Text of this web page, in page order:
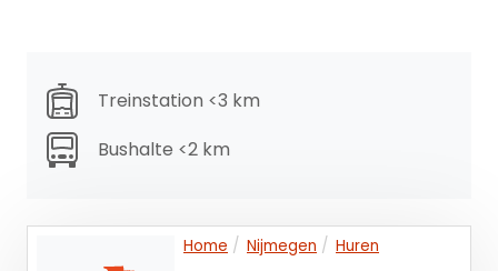
Huurprijs:
€ 69.000,-- per jaar, te vermeerderen met BTW
en servicekosten.
€ 10,-- per m² per jaar, te vermeerderen met
Treinstation <3 km
Bushalte <2 km
Home Nijmegen Huren